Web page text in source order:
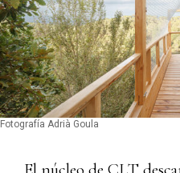
Fotografía Adrià Goula